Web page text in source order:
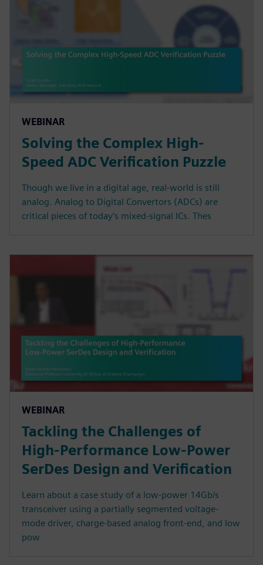
WEBINAR
Solving the Complex High-
Speed ADC Verification Puzzle
Though we live in a digital age, real-world is still
analog. Analog to Digital Convertors (ADCs) are
critical pieces of today’s mixed-signal ICs. Thes
WEBINAR
Tackling the Challenges of
High-Performance Low-Power
SerDes Design and Verification
Learn about a case study of a low-power 14Gb/s
transceiver using a partially segmented voltage-
mode driver, charge-based analog front-end, and low
pow